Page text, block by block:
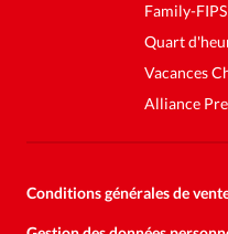
Family-FIPS
Quart
Vacances
Alliance
Conditions générales de